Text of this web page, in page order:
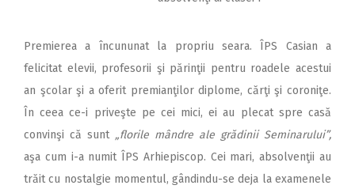
Premierea a încununat la propriu seara. ÎPS Casian a
felicitat elevii, profesorii şi părinţii pentru roadele acestui
an şcolar şi a oferit premianţilor diplome, cărţi şi coroniţe.
În ceea ce-i priveşte pe cei mici, ei au plecat spre casă
convinşi că sunt „florile mândre ale grădinii Seminarului”,
aşa cum i-a numit ÎPS Arhiepiscop. Cei mari, absolvenţii au
trăit cu nostalgie momentul, gândindu-se deja la examenele